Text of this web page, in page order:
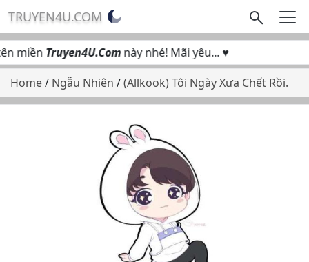
TRUYEN4U.COM
miềnTruyen4U.Comnày nhé! Mãi yêu... ♥
Home/ Ngẫu Nhiên /(Allkook) Tôi Ngày Xưa Chết Rồi.